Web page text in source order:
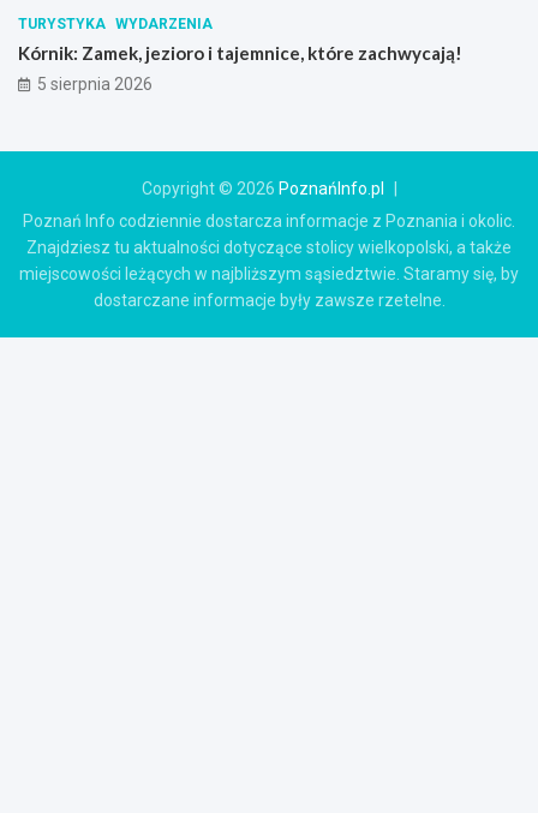
TURYSTYKA WYDARZENIA
Kórnik: Zamek, jezioro i tajemnice, które zachwycają!
5 sierpnia 2026
Copyright © 2026 PoznańInfo.pl
Poznań Info codziennie dostarcza informacje z Poznania i okolic.
Znajdziesz tu aktualności dotyczące stolicy wielkopolski, a także
miejscowości leżących w najbliższym sąsiedztwie. Staramy się, by
dostarczane informacje były zawsze rzetelne.